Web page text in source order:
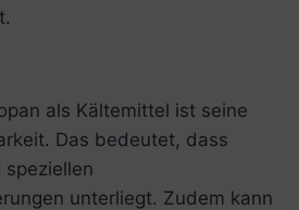
als Kältemittel ist seine
Das bedeutet, dass
speziellen
unterliegt. Zudem kann